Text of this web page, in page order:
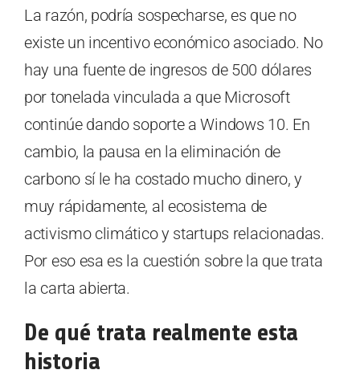
La razón, podría sospecharse, es que no
existe un incentivo económico asociado. No
hay una fuente de ingresos de 500 dólares
por tonelada vinculada a que Microsoft
continúe dando soporte a Windows 10. En
cambio, la pausa en la eliminación de
carbono sí le ha costado mucho dinero, y
muy rápidamente, al ecosistema de
activismo climático y startups relacionadas.
Por eso esa es la cuestión sobre la que trata
la carta abierta.
De qué trata realmente esta
historia